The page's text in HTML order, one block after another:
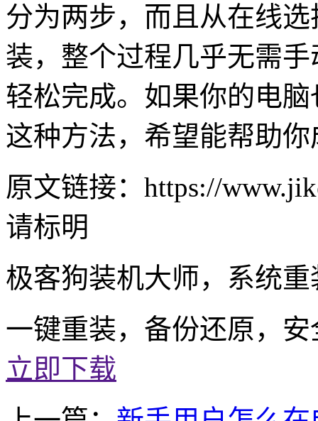
分为两步，而且从在线
装，整个过程几乎无需
轻松完成。如果你的电
这种方法，希望能帮助
原文链接：https://
请标明
极客狗装机大师，系统
一键重装，备份还原，
立即下载